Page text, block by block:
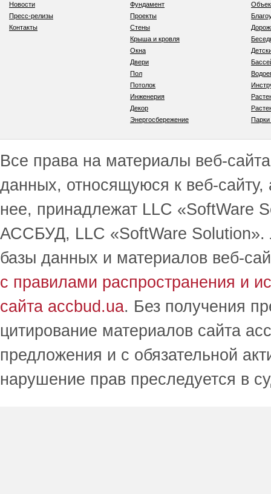
Новости
Пресс-релизы
Контакты
Фундамент
Проекты
Стены
Крыша и кровля
Окна
Двери
Пол
Потолок
Инженерия
Декор
Энергосбережение
Все права на материалы веб-
данных, относящуюся к веб-
нее, принадлежат LLC
АССБУД, LLC «SoftWare Solution».
базы данных и материалов веб-
с правилами распространения и
сайта accbud.ua. Без получения
цитирование материалов сайта
предложения и с обязательной
нарушение прав преследуется в